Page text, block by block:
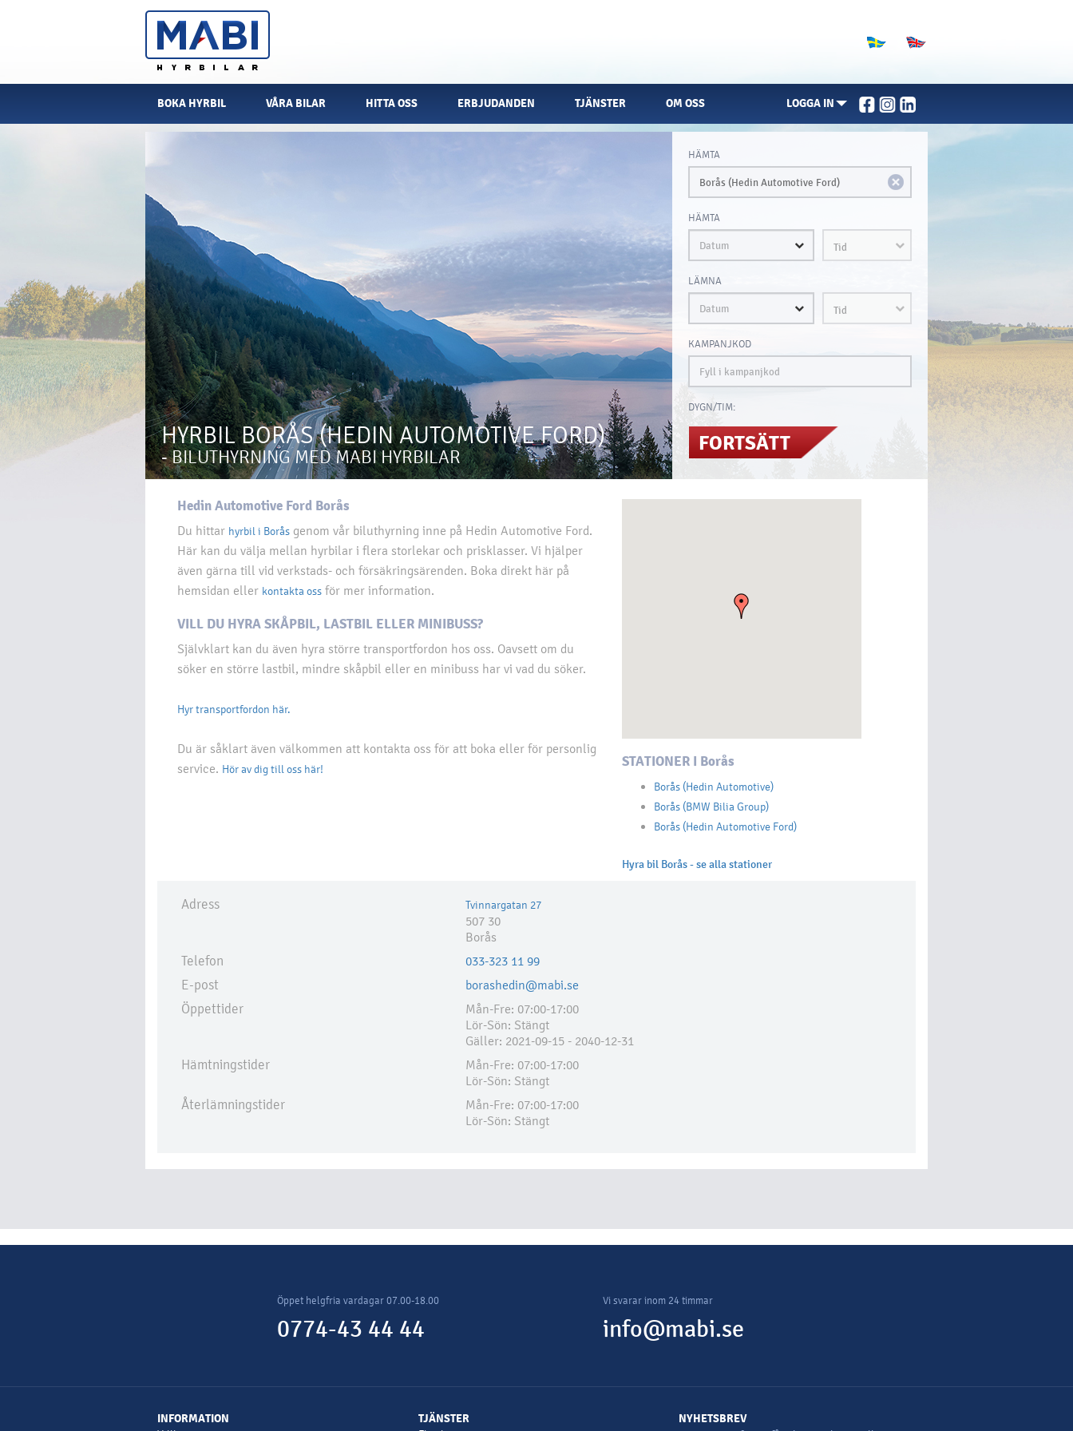
BOKA HYRBIL VÅRA BILAR HITTA OSS ERBJUDANDEN TJÄNSTER OM OSS LOGGA IN
HYRBIL BORÅS (HEDIN AUTOMOTIVE FORD)
- BILUTHYRNING MED MABI HYRBILAR
HÄMTA
HÄMTA
Tid
LÄMNA
Tid
KAMPANJKOD
DYGN/TIM:
FORTSÄTT
Hedin Automotive Ford Borås
Du hittar hyrbil i Borås genom vår biluthyrning inne på Hedin Automotive Ford.
Här kan du välja mellan hyrbilar i flera storlekar och prisklasser. Vi hjälper
även gärna till vid verkstads- och försäkringsärenden. Boka direkt här på
hemsidan eller kontakta oss för mer information.
VILL DU HYRA SKÅPBIL, LASTBIL ELLER MINIBUSS?
Självklart kan du även hyra större transportfordon hos oss. Oavsett om du
söker en större lastbil, mindre skåpbil eller en minibuss har vi vad du söker.
Hyr transportfordon här.
Du är såklart även välkommen att kontakta oss för att boka eller för personlig
service. Hör av dig till oss här! STATIONER I Borås
Borås (Hedin Automotive)
Borås (BMW Bilia Group)
Borås (Hedin Automotive Ford)
Hyra bil Borås - se alla stationer
Adress Tvinnargatan 27
507 30
Borås
Telefon 033-323 11 99
E-post borashedin@mabi.se
Öppettider
Mån-Fre: 07:00-17:00
Lör-Sön: Stängt
Gäller: 2021-09-15 - 2040-12-31
Hämtningstider
Mån-Fre: 07:00-17:00
Lör-Sön: Stängt
Återlämningstider
Mån-Fre: 07:00-17:00
Lör-Sön: Stängt
Öppet helgfria vardagar 07.00-18.00
0774-43 44 44
Vi svarar inom 24 timmar
info@mabi.se
INFORMATION TJÄNSTER NYHETSBREV